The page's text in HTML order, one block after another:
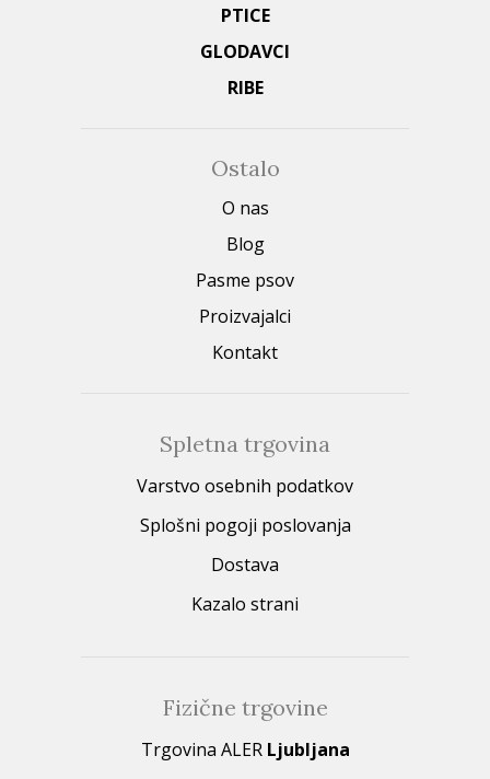
PTICE
GLODAVCI
RIBE
Ostalo
O nas
Blog
Pasme psov
Proizvajalci
Kontakt
Spletna trgovina
Varstvo osebnih podatkov
Splošni pogoji poslovanja
Dostava
Kazalo strani
Fizične trgovine
Trgovina ALER Ljubljana